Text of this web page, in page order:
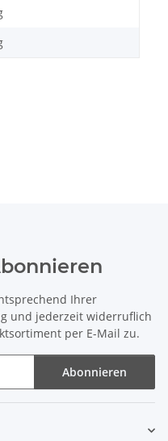
Ihrer
und jederzeit widerruflich
per E-Mail zu.
Abonnieren